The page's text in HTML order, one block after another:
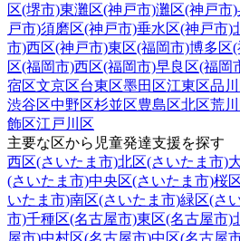
区(堺市)東灘区(神戸市)灘区(神戸市)
戸市)須磨区(神戸市)垂水区(神戸市)
市)西区(神戸市)東区(福岡市)博多区
区(福岡市)西区(福岡市)早良区(福岡
宿区文京区台東区墨田区江東区品
渋谷区中野区杉並区豊島区北区荒
飾区江戸川区
主要な区から児童発達支援を探す
西区(さいたま市)北区(さいたま市)
(さいたま市)中央区(さいたま市)桜
いたま市)南区(さいたま市)緑区(さ
市)千種区(名古屋市)東区(名古屋市)
屋市)中村区(名古屋市)中区(名古屋